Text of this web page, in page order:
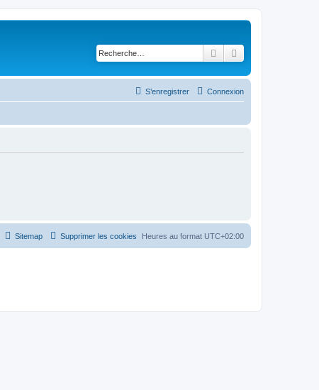
Rechercher
Connexion
S’enregistrer
Heures au format UTC+02:00
Supprimer les cookies
Sitemap